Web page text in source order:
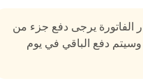
يرجى دفع جزء من
دفع الباقي في يوم